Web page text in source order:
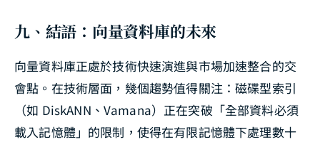
九、結語：向量資料庫的未來
向量資料庫正處於技術快速演進與市場加速整合的交
會點。在技術層面，幾個趨勢值得關注：磁碟型索引
（如 DiskANN、Vamana）正在突破「全部資料必須
載入記憶體」的限制，使得在有限記憶體下處理數十